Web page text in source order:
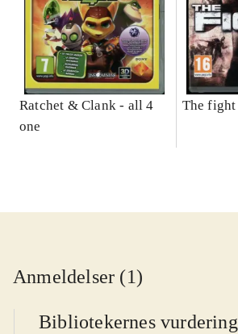
Ratchet & Clank - all 4
one
The fight
Anmeldelser (1)
Bibliotekernes vurdering